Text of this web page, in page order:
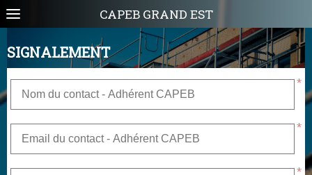
CAPEB GRAND EST
SIGNALEMENT